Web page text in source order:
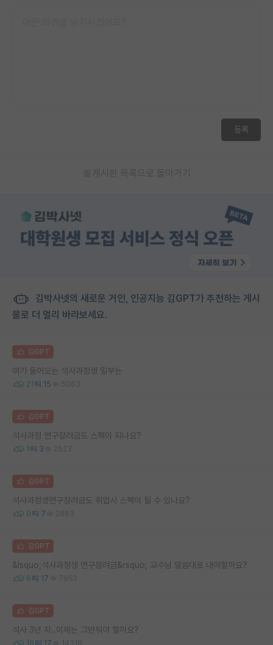
등록
게시판 목록으로 돌아가기
김박사넷의 새로운 거인, 인공지능 김GPT가 추천하는 게시
물로 더 멀리 바라보세요.
김GPT
여기 들어오는 석사과정생 일부는
21 15 5063
김GPT
석사과정 연구장려금도 스펙이 되나요?
1 3 2523
김GPT
석사과정생연구장려금도 취업시 스펙이 될 수 있나요?
0 7 2883
김GPT
&lsquo;석사과정생 연구장려금&rsquo; 교수님 말씀대로 내야할까요?
6 17 7952
김GPT
석사 3년 차..이제는 그만둬야 할까요?
18 17 14318